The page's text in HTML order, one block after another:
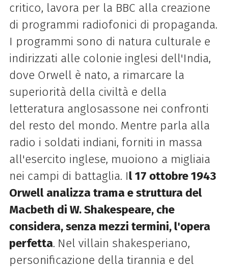
critico, lavora per la BBC alla creazione
di programmi radiofonici di propaganda.
I programmi sono di natura culturale e
indirizzati alle colonie inglesi dell'India,
dove Orwell è nato, a rimarcare la
superiorità della civiltà e della
letteratura anglosassone nei confronti
del resto del mondo. Mentre parla alla
radio i soldati indiani, forniti in massa
all'esercito inglese, muoiono a migliaia
nei campi di battaglia. Il 17 ottobre 1943
Orwell analizza trama e struttura del
Macbeth di W. Shakespeare, che
considera, senza mezzi termini, l'opera
perfetta. Nel villain shakesperiano,
personificazione della tirannia e del